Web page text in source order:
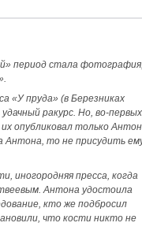
период стала фотография,
«У пруда» (в Березниках
ракурс. Но, во-
опубликовал только
Антона, то не присудить
иногородняя пресса, когда
Антона удостоила
кто же подбросил
что кости никто не